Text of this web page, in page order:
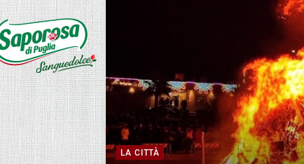
LA CITTÀ